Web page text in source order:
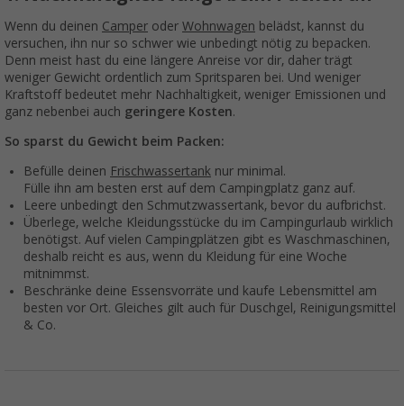
Wenn du deinen Camper oder Wohnwagen belädst, kannst du
versuchen, ihn nur so schwer wie unbedingt nötig zu bepacken.
Denn meist hast du eine längere Anreise vor dir, daher trägt
weniger Gewicht ordentlich zum Spritsparen bei. Und weniger
Kraftstoff bedeutet mehr Nachhaltigkeit, weniger Emissionen und
ganz nebenbei auch geringere Kosten.
So sparst du Gewicht beim Packen:
Befülle deinen Frischwassertank nur minimal.
Fülle ihn am besten erst auf dem Campingplatz ganz auf.
Leere unbedingt den Schmutzwassertank, bevor du aufbrichst.
Überlege, welche Kleidungsstücke du im Campingurlaub wirklich
benötigst. Auf vielen Campingplätzen gibt es Waschmaschinen,
deshalb reicht es aus, wenn du Kleidung für eine Woche
mitnimmst.
Beschränke deine Essensvorräte und kaufe Lebensmittel am
besten vor Ort. Gleiches gilt auch für Duschgel, Reinigungsmittel
& Co.